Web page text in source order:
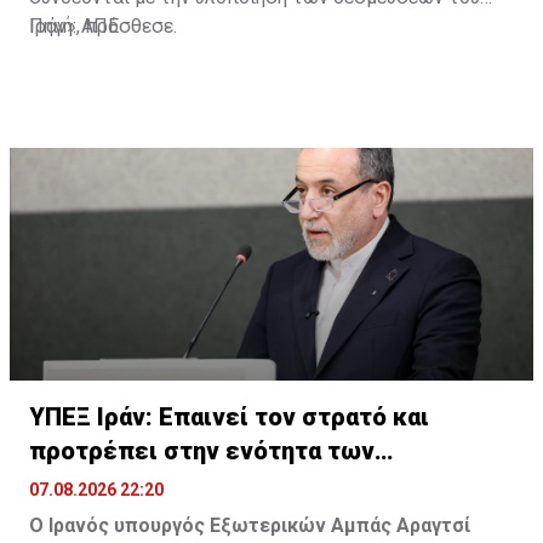
Ιράν», πρόσθεσε.
Πηγή: ΑΠΕ
ΥΠΕΞ Ιράν: Επαινεί τον στρατό και
προτρέπει στην ενότητα των
μουσουλμάνων
07.08.2026 22:20
Ο Ιρανός υπουργός Εξωτερικών Αμπάς Αραγτσί